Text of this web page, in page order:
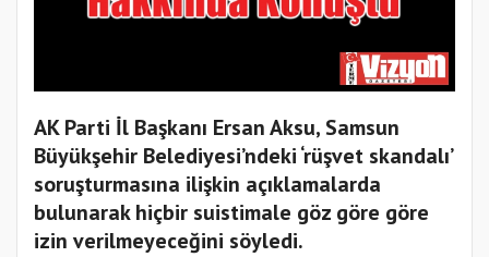
AK Parti İl Başkanı Ersan Aksu, Samsun
Büyükşehir Belediyesi’ndeki ‘rüşvet skandalı’
soruşturmasına ilişkin açıklamalarda
bulunarak hiçbir suistimale göz göre göre
izin verilmeyeceğini söyledi.